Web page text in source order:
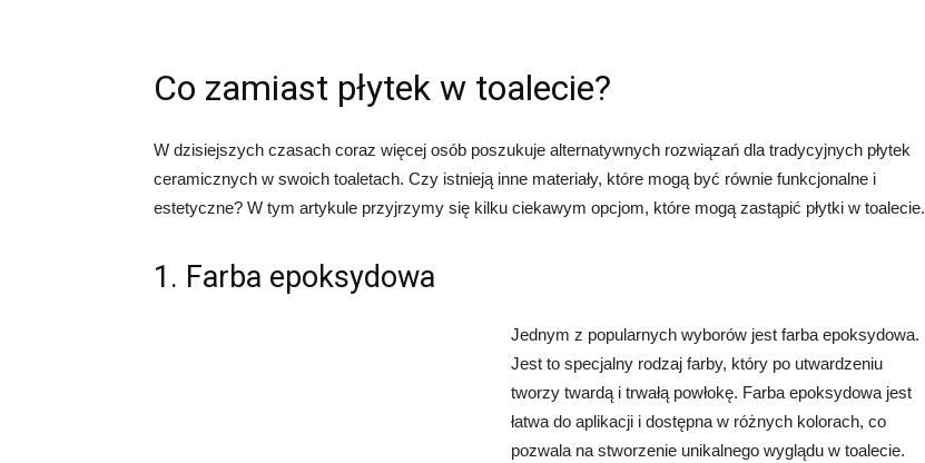
Co zamiast płytek w toalecie?
W dzisiejszych czasach coraz więcej osób poszukuje alternatywnych rozwiązań dla tradycyjnych płytek
ceramicznych w swoich toaletach. Czy istnieją inne materiały, które mogą być równie funkcjonalne i
estetyczne? W tym artykule przyjrzymy się kilku ciekawym opcjom, które mogą zastąpić płytki w toalecie.
1. Farba epoksydowa
Jednym z popularnych wyborów jest farba epoksydowa.
Jest to specjalny rodzaj farby, który po utwardzeniu
tworzy twardą i trwałą powłokę. Farba epoksydowa jest
łatwa do aplikacji i dostępna w różnych kolorach, co
pozwala na stworzenie unikalnego wyglądu w toalecie.